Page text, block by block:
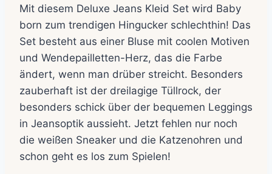
Mit diesem Deluxe Jeans Kleid Set wird Baby
born zum trendigen Hingucker schlechthin! Das
Set besteht aus einer Bluse mit coolen Motiven
und Wendepailletten-Herz, das die Farbe
ändert, wenn man drüber streicht. Besonders
zauberhaft ist der dreilagige Tüllrock, der
besonders schick über der bequemen Leggings
in Jeansoptik aussieht. Jetzt fehlen nur noch
die weißen Sneaker und die Katzenohren und
schon geht es los zum Spielen!